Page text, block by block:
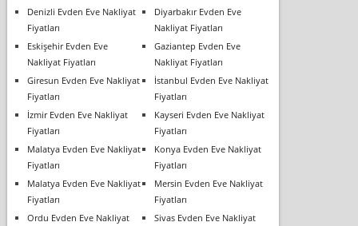
Denizli Evden Eve Nakliyat
Fiyatları
Diyarbakır Evden Eve
Nakliyat Fiyatları
Eskişehir Evden Eve
Nakliyat Fiyatları
Gaziantep Evden Eve
Nakliyat Fiyatları
Giresun Evden Eve Nakliyat
Fiyatları
İstanbul Evden Eve Nakliyat
Fiyatları
İzmir Evden Eve Nakliyat
Fiyatları
Kayseri Evden Eve Nakliyat
Fiyatları
Malatya Evden Eve Nakliyat
Fiyatları
Konya Evden Eve Nakliyat
Fiyatları
Malatya Evden Eve Nakliyat
Fiyatları
Mersin Evden Eve Nakliyat
Fiyatları
Ordu Evden Eve Nakliyat
Sivas Evden Eve Nakliyat